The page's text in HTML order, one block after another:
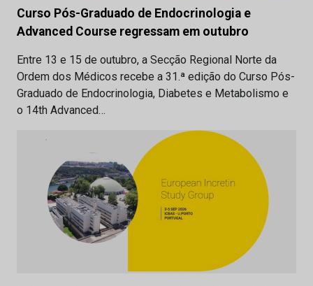
Curso Pós-Graduado de Endocrinologia e
Advanced Course regressam em outubro
Entre 13 e 15 de outubro, a Secção Regional Norte da
Ordem dos Médicos recebe a 31.ª edição do Curso Pós-
Graduado de Endocrinologia, Diabetes e Metabolismo e
o 14th Advanced…